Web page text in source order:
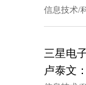
信息技术/
三星电
卢泰文